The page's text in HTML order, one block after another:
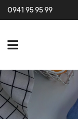
0941 95 95 99